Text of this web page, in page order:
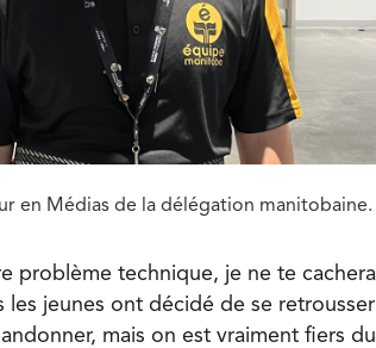
en Médias de la délégation
problème technique, je ne te
jeunes ont décidé de se
mais on est vraiment fiers